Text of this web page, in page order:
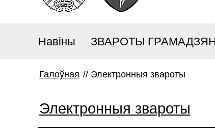
Навіны ЗВАРОТЫ ГРАМАДЗЯН
Галоўная // Электронныя звароты
Электронныя звароты